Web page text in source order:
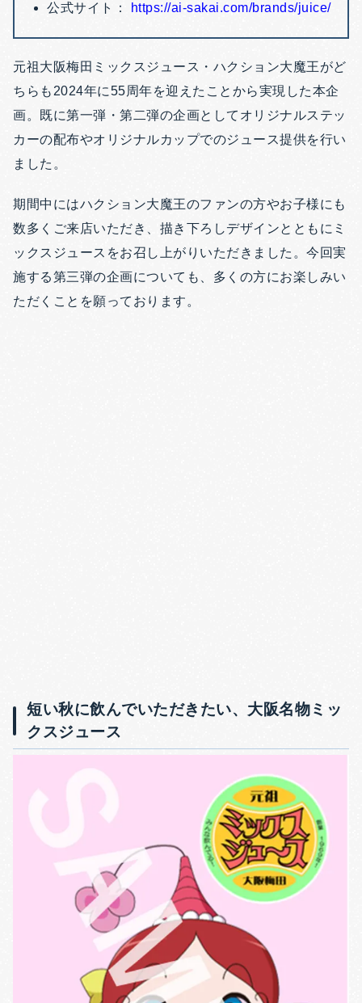
公式サイト：
https://ai-sakai.com/brands/juice/
元祖大阪梅田ミックスジュース・ハクション大魔王がど
ちらも2024年に55周年を迎えたことから実現した本企
画。既に第一弾・第二弾の企画としてオリジナルステッ
カーの配布やオリジナルカップでのジュース提供を行い
ました。
期間中にはハクション大魔王のファンの方やお子様にも
数多くご来店いただき、描き下ろしデザインとともにミ
ックスジュースをお召し上がりいただきました。今回実
施する第三弾の企画についても、多くの方にお楽しみい
ただくことを願っております。
短い秋に飲んでいただきたい、大阪名物ミッ
クスジュース